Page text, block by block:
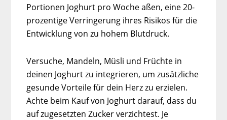
Portionen Joghurt pro Woche aßen, eine 20-
prozentige Verringerung ihres Risikos für die
Entwicklung von zu hohem Blutdruck.
Versuche, Mandeln, Müsli und Früchte in
deinen Joghurt zu integrieren, um zusätzliche
gesunde Vorteile für dein Herz zu erzielen.
Achte beim Kauf von Joghurt darauf, dass du
auf zugesetzten Zucker verzichtest. Je